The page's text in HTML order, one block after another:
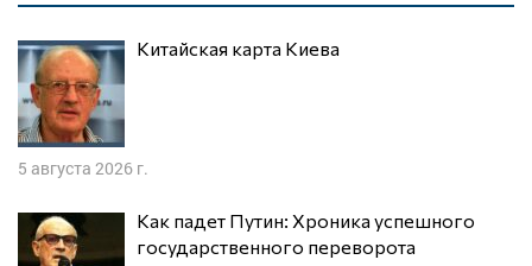
Китайская карта Киева
5 августа 2026 г.
Как падет Путин: Хроника успешного
государственного переворота